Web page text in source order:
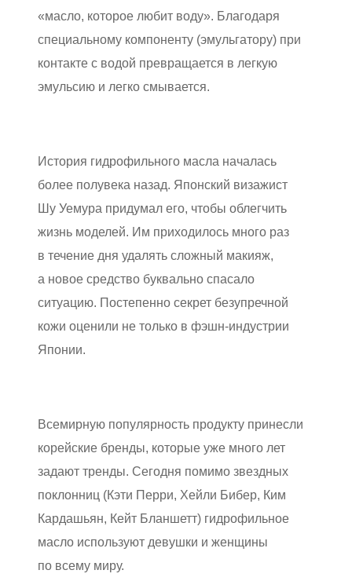
«масло, которое любит воду». Благодаря
специальному компоненту (эмульгатору) при
контакте с водой превращается в легкую
эмульсию и легко смывается.
История гидрофильного масла началась
более полувека назад. Японский визажист
Шу Уемура придумал его, чтобы облегчить
жизнь моделей. Им приходилось много раз
в течение дня удалять сложный макияж,
а новое средство буквально спасало
ситуацию. Постепенно секрет безупречной
кожи оценили не только в фэшн‑индустрии
Японии.
Всемирную популярность продукту принесли
корейские бренды, которые уже много лет
задают тренды. Сегодня помимо звездных
поклонниц (Кэти Перри, Хейли Бибер, Ким
Кардашьян, Кейт Бланшетт) гидрофильное
масло используют девушки и женщины
по всему миру.